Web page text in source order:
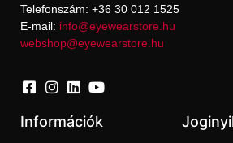
Telefonszám: +36 30 012 1525
E-mail: info@eyewearstore.hu
webshop@eyewearstore.hu
Információk